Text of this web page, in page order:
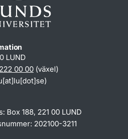
LUND
00 00 (växel)
Box 188, 221 00 LUND
202100-3211